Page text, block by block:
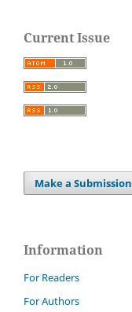
Current Issue
Make a Submission
Information
For Readers
For Authors